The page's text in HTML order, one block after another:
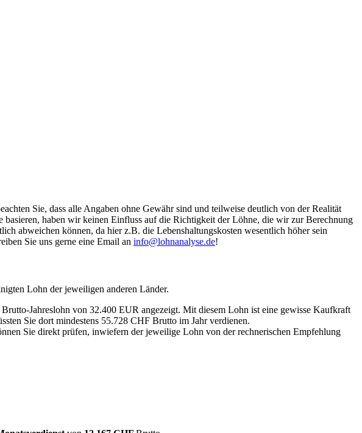
Sie, dass alle Angaben ohne Gewähr sind und teilweise deutlich von der Realität
haben wir keinen Einfluss auf die Richtigkeit der Löhne, die wir zur Berechnung
abweichen können, da hier z.B. die Lebenshaltungskosten wesentlich höher sein
Sie uns gerne eine Email an info@lohnanalyse.de!
Lohn der jeweiligen anderen Länder.
Jahreslohn von 32.400 EUR angezeigt. Mit diesem Lohn ist eine gewisse Kaufkraft
Sie dort mindestens 55.728 CHF Brutto im Jahr verdienen.
Sie direkt prüfen, inwiefern der jeweilige Lohn von der rechnerischen Empfehlung